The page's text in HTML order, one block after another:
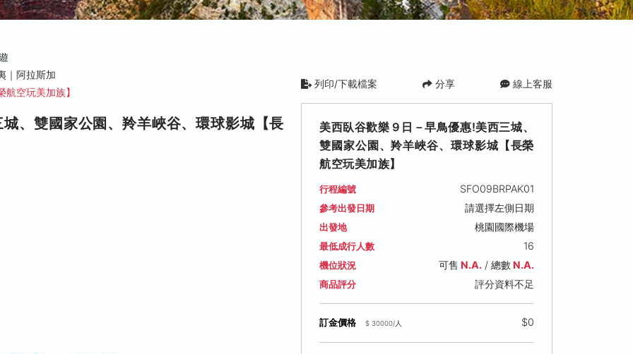
｜阿拉斯加
空玩美加族】
、雙國家公園、羚羊峽谷、環球影城【長
列印/下載檔案 分享 線上客服
美西臥谷歡樂９日－早鳥優惠!美西三城、
雙國家公園、羚羊峽谷、環球影城【長榮
航空玩美加族】
行程編號 SFO09BRPAK01
參考出發日期 請選擇左側日期
出發地 桃園國際機場
最低成行人數 16
機位狀況 可售 N.A./ 總數N.A.
商品評分 評分資料不足
訂金價格 $ 30000/人 $0